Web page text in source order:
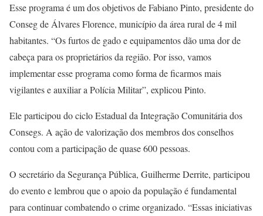
Esse programa é um dos objetivos de Fabiano Pinto, presidente do
Conseg de Álvares Florence, município da área rural de 4 mil
habitantes. “Os furtos de gado e equipamentos dão uma dor de
cabeça para os proprietários da região. Por isso, vamos
implementar esse programa como forma de ficarmos mais
vigilantes e auxiliar a Polícia Militar”, explicou Pinto.
Ele participou do ciclo Estadual da Integração Comunitária dos
Consegs. A ação de valorização dos membros dos conselhos
contou com a participação de quase 600 pessoas.
O secretário da Segurança Pública, Guilherme Derrite, participou
do evento e lembrou que o apoio da população é fundamental
para continuar combatendo o crime organizado. “Essas iniciativas